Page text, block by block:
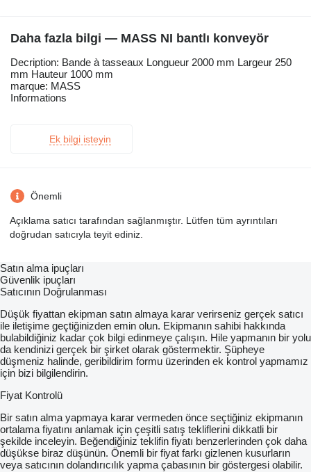
Daha fazla bilgi — MASS NI bantlı konveyör
Decription: Bande à tasseaux Longueur 2000 mm Largeur 250
mm Hauteur 1000 mm
marque: MASS
Informations
Ek bilgi isteyin
Önemli
Açıklama satıcı tarafından sağlanmıştır. Lütfen tüm ayrıntıları
doğrudan satıcıyla teyit ediniz.
Satın alma ipuçları
Güvenlik ipuçları
Satıcının Doğrulanması
Düşük fiyattan ekipman satın almaya karar verirseniz gerçek satıcı
ile iletişime geçtiğinizden emin olun. Ekipmanın sahibi hakkında
bulabildiğiniz kadar çok bilgi edinmeye çalışın. Hile yapmanın bir yolu
da kendinizi gerçek bir şirket olarak göstermektir. Şüpheye
düşmeniz halinde, geribildirim formu üzerinden ek kontrol yapmamız
için bizi bilgilendirin.
Fiyat Kontrolü
Bir satın alma yapmaya karar vermeden önce seçtiğiniz ekipmanın
ortalama fiyatını anlamak için çeşitli satış tekliflerini dikkatli bir
şekilde inceleyin. Beğendiğiniz teklifin fiyatı benzerlerinden çok daha
düşükse biraz düşünün. Önemli bir fiyat farkı gizlenen kusurların
veya satıcının dolandırıcılık yapma çabasının bir göstergesi olabilir.